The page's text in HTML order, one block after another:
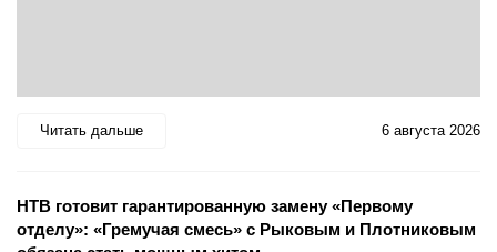
Читать дальше 6 августа 2026
НТВ готовит гарантированную замену «Первому
отделу»: «Гремучая смесь» с Рыковым и Плотниковым